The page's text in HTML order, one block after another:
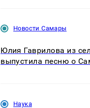
Новости Самары
Юлия Гаврилова из
выпустила песню о
Наука